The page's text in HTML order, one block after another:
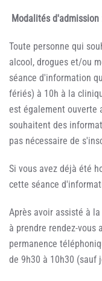
Modalités d'admission
Toute personne qui
alcool, drogues et/ou
séance d'information
fériés) à 10h à la
est également ouverte
souhaitent des
pas nécessaire de
Si vous avez déjà été
cette séance
Après avoir assisté à
à prendre rendez-vous
permanence
de 9h30 à 10h30 (sauf